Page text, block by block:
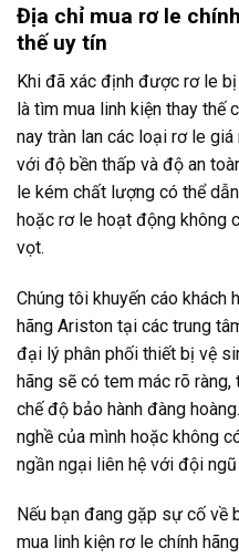
Địa chỉ mua rơ le
thế uy tín
Khi đã xác định được rơ le
là tìm mua linh kiện thay thế
nay tràn lan các loại rơ le
với độ bền thấp và độ an
le kém chất lượng có thể
hoặc rơ le hoạt động không
vọt.
Chúng tôi khuyến cáo khách
hãng Ariston tại các trung
đại lý phân phối thiết bị vệ
hãng sẽ có tem mác rõ
chế độ bảo hành đàng
nghề của mình hoặc không
ngần ngại liên hệ với đội
Nếu bạn đang gặp sự cố về
mua linh kiện rơ le chính